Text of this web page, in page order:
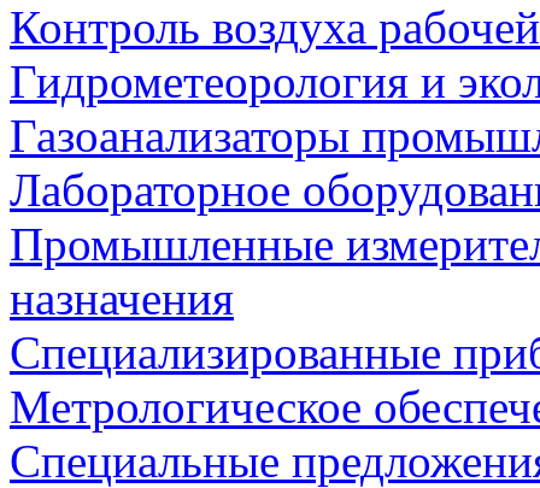
Контроль воздуха
Гидрометеорология и
Газоанализаторы
Лабораторное
Промышленные
назначения
Специализированные
Метрологическое
Специальные